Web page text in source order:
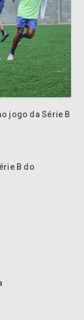
jogo da Série B
B do